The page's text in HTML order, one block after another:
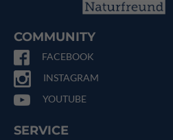
COMMUNITY
FACEBOOK
INSTAGRAM
YOUTUBE
SERVICE